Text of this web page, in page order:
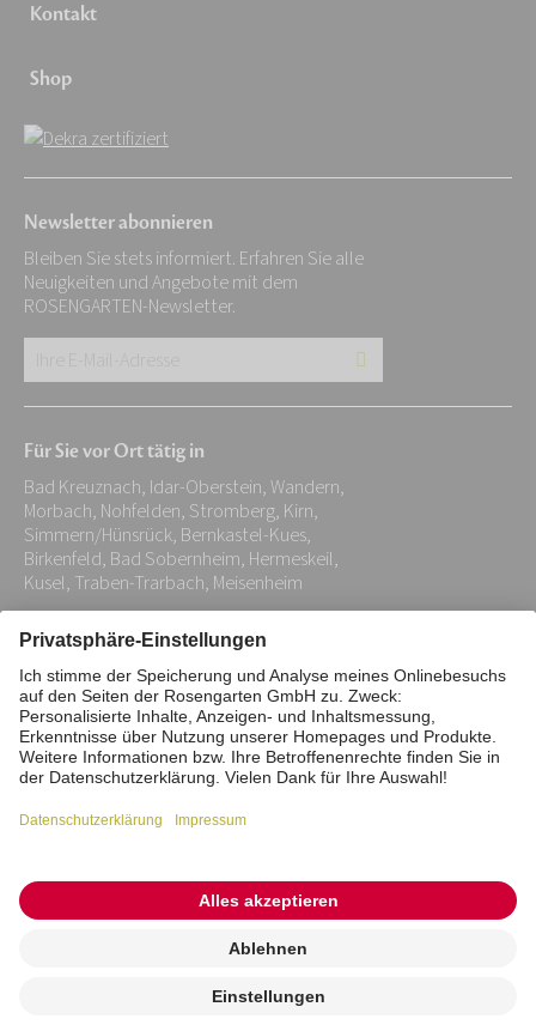
Kontakt
Shop
Newsletter abonnieren
Bleiben Sie stets informiert. Erfahren Sie alle
Neuigkeiten und Angebote mit dem
ROSENGARTEN-Newsletter.
Adresse:
*
Für Sie vor Ort tätig in
Bad Kreuznach, Idar-Oberstein, Wandern,
Morbach, Nohfelden, Stromberg, Kirn,
Simmern/Hünsrück, Bernkastel-Kues,
Birkenfeld, Bad Sobernheim, Hermeskeil,
Kusel, Traben-Trarbach, Meisenheim
Impressum Datenschutz
Stiftung
Interne Meldestelle
Zahlungsmittel
Barrierefreiheitserklärung
Vertrag widerrufen
© 2026 ROSENGARTEN-Tierbestattung